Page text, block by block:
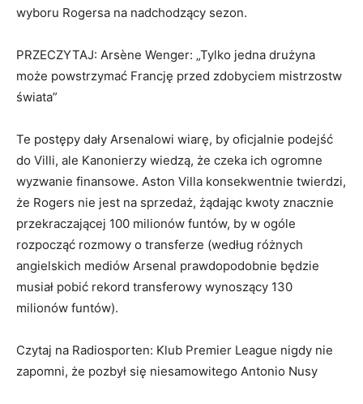
wyboru Rogersa na nadchodzący sezon.
PRZECZYTAJ: Arsène Wenger: „Tylko jedna drużyna
może powstrzymać Francję przed zdobyciem mistrzostw
świata”
Te postępy dały Arsenalowi wiarę, by oficjalnie podejść
do Villi, ale Kanonierzy wiedzą, że czeka ich ogromne
wyzwanie finansowe. Aston Villa konsekwentnie twierdzi,
że Rogers nie jest na sprzedaż, żądając kwoty znacznie
przekraczającej 100 milionów funtów, by w ogóle
rozpocząć rozmowy o transferze (według różnych
angielskich mediów Arsenal prawdopodobnie będzie
musiał pobić rekord transferowy wynoszący 130
milionów funtów).
Czytaj na Radiosporten: Klub Premier League nigdy nie
zapomni, że pozbył się niesamowitego Antonio Nusy